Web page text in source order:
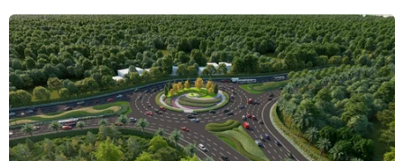
Cổ động viên 'hâm nóng' chung